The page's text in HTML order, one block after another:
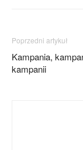
Poprzedni artykuł
Kampania,
kampanii